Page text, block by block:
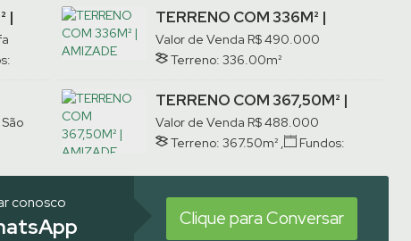
Direito: 33 .00 m,
Lado Esquerdo:
33.00 m
|
TERRENO COM 336M² |
AMIZADE
R$490.000
Valor de Venda
Amizade, Jaraguá do Sul, Santa
Terreno: 336.00m²
|
São
TERRENO COM 367,50M² |
AMIZADE
R$488.000
Valor de Venda
Amizade, Jaraguá do Sul, Santa
Terreno: 367.50m² ,
Fundos:
Direito:24.50m,
Lado Esquerdo:
conosco
Clique para Conversar